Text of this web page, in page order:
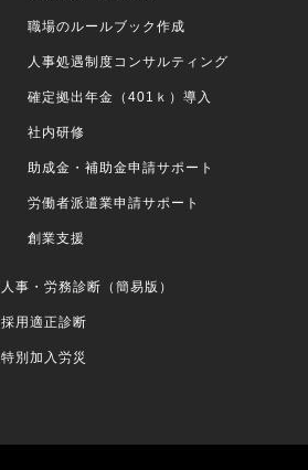
職場のルールブック作成
人事処遇制度コンサルティング
確定拠出年金（401ｋ）導入
社内研修
助成金・補助金申請サポート
労働者派遣業申請サポート
創業支援
人事・労務診断（簡易版）
採用適正診断
特別加入労災